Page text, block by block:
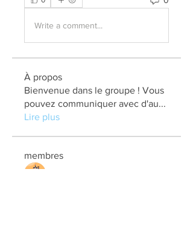
Write a comment...
À propos
Bienvenue dans le groupe ! Vous
pouvez communiquer avec d'au...
Lire plus
membres